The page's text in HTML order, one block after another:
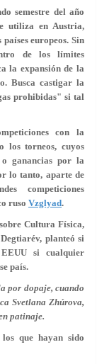
semestre del año
utiliza en Austria,
europeos. Sin
de los límites
la expansión de la
Busca castigar la
prohibidas" si tal
con la
los torneos, cuyos
o ganancias por la
lo tanto, aparte de
competiciones
ruso Vzglyad.
Cultura Física,
planteó si
si cualquier
país.
por dopaje, cuando
Svetlana Zhúrova,
patinaje.
que hayan sido